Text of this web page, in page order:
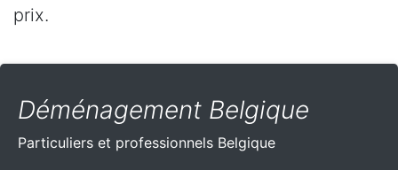
prix.
Déménagement Belgique
Particuliers et professionnels Belgique